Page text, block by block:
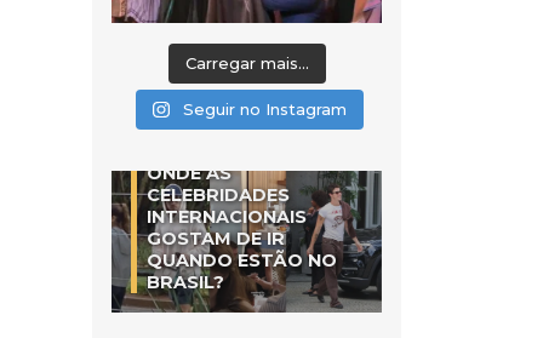
Carregar mais...
Seguir no Instagram
ONDE AS
CELEBRIDADES
INTERNACIONAIS
GOSTAM DE IR
QUANDO ESTÃO NO
BRASIL?